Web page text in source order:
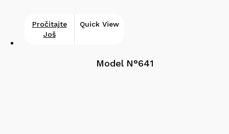
Pročitajte
Još
Quick View
Model N°641